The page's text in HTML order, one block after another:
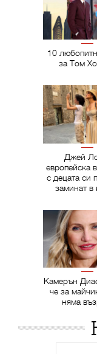
10
за Том
Джей
европейска
с децата си
заминат в
Камерън
че за
няма